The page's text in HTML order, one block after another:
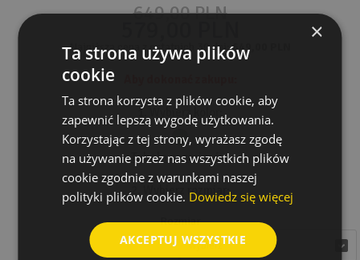
649,00 PLN
Najniższa cena z ostatnich 30 dni:649,00 PLN
1. Wybierz kolor:
Tabela rozmiarów
2. Wybierz rozmiar:
Rozmiar
wybierz
wybierz
×
Ta strona używa plików
cookie
Ta strona korzysta z plików cookie, aby
zapewnić lepszą wygodę użytkowania.
Korzystając z tej strony, wyrażasz zgodę
na używanie przez nas wszystkich plików
cookie zgodnie z warunkami naszej
polityki plików cookie. Dowiedz się więcej
AKCEPTUJ WSZYSTKIE